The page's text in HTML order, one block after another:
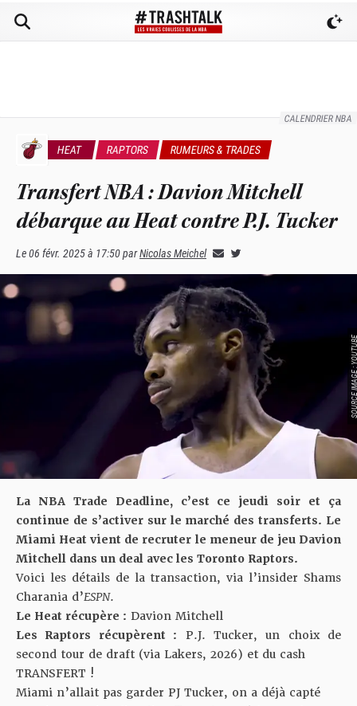
CALENDRIER NBA
HEAT RAPTORS RUMEURS & TRADES
Transfert NBA : Davion Mitchell
débarque au Heat contre P.J. Tucker
Le06 févr. 2025 à 17:50parNicolas Meichel
SOURCE
La NBA Trade Deadline, c’est ce jeudi soir et ça
continue de s’activer sur le marché des transferts. Le
Miami Heat vient de recruter le meneur de jeu Davion
Mitchell dans un deal avec les Toronto Raptors.
Voici les détails de la transaction, via l’insider Shams
Charania d’ESPN.
Le Heat récupère : Davion Mitchell
Les Raptors récupèrent : P.J. Tucker, un choix de
second tour de draft (via Lakers, 2026) et du cash
TRANSFERT !
Miami n’allait pas garder PJ Tucker, on a déjà capté